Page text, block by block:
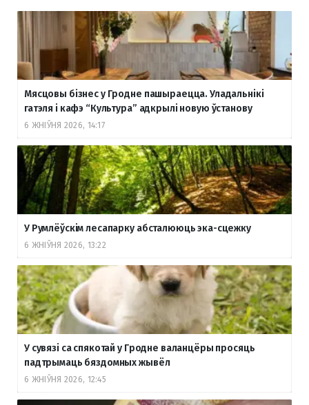
Мясцовы бізнес у Гродне пашыраецца. Уладальнікі
гатэля і кафэ “Культура” адкрылі новую ўстанову
6 ЖНІЎНЯ 2026, 14:17
У Румлёўскім лесапарку абсталююць эка-сцежку
6 ЖНІЎНЯ 2026, 13:22
У сувязі са спякотай у Гродне валанцёры просяць
падтрымаць бяздомных жывёл
6 ЖНІЎНЯ 2026, 12:45